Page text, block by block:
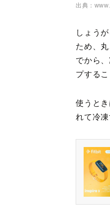
出典：
しょう
ため、
でから
プする
使うと
れて冷